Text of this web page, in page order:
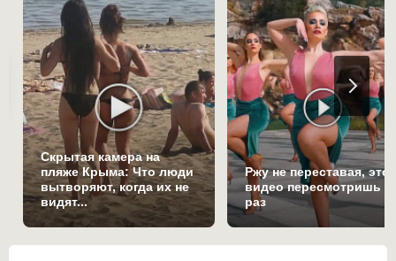
Скрытая камера на
пляже Крыма: Что люди
вытворяют, когда их не
видят...
Ржу не переставая, это
видео пересмотришь
раз